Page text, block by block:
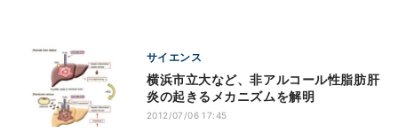
サイエンス
横浜市立大など、非アルコール性脂肪肝
炎の起きるメカニズムを解明
2012/07/06 17:45